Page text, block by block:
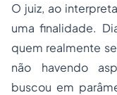
O juiz, ao
uma finalidade.
quem realmente
não havendo
buscou em